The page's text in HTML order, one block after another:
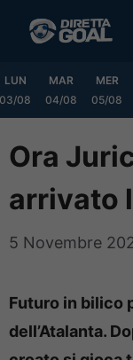
LUN
03/08
MAR
04/08
MER
05/08
Ora
arrivato
5 Novembre
Futuro in bilico
dell’Atalanta.